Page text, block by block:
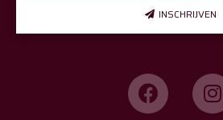
INSCHRIJVEN